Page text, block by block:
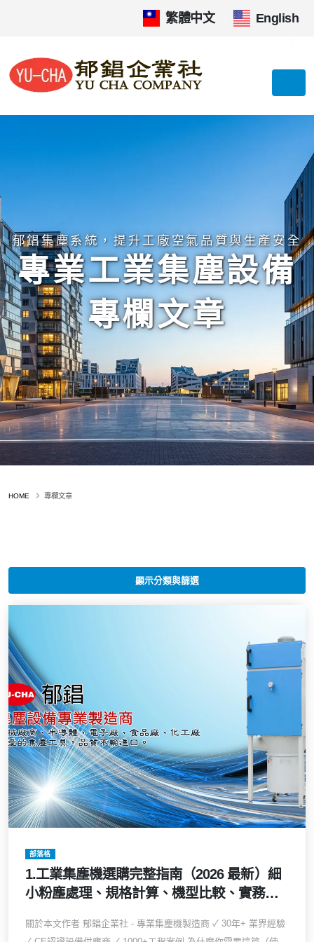
繁體中文 English
郁錩集塵系統，提升工廠空氣品質與生產安全
專業工業集塵設備
專欄文章
HOME 專欄文章
顯示分類與篩選
部落格
1.工業集塵機選購完整指南（2026 最新）細
小粉塵處理、規格計算、機型比較、實務驗
關於本文作者 郁錩企業社 - 專業集塵機製造商 ✓ 30年+ 業界經驗